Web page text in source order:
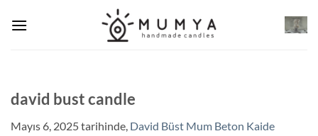
atla
david bust candle
Mayıs 6, 2025tarihinde, David Büst Mum Beton Kaide